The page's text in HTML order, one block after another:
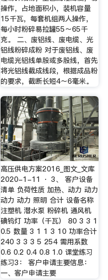
操作，占地面积小，装机容量
15千瓦，每套机组两人操作，
每小时粉碎易拉罐55～65千
克。 二、废铝线、废电缆、光
铝线粉碎成粉 对于废铝线、废
电缆光铝线单股或多股线，首先
将光铝线截成线段，根据成品粉
的要求，截断长短4～6毫米。
高压供电方案2016_图文_文库
2020-1-11 · 3、 客户设备
清单 负荷性质 加热、动力 动力
动力 动力 照明 合计 设备名称
注塑机 潜水泵 粉碎机 通风机
碘钨灯 功率（千瓦） 80 3 3 1
0.5 数量 3 1 1 3 10 功率合计
240 3 3 3 5 254 需用系数
0.6 0.2 0.4 0.8 1.0 课堂练习
练习3： 客户申请主要信息：
一、客户申请主要